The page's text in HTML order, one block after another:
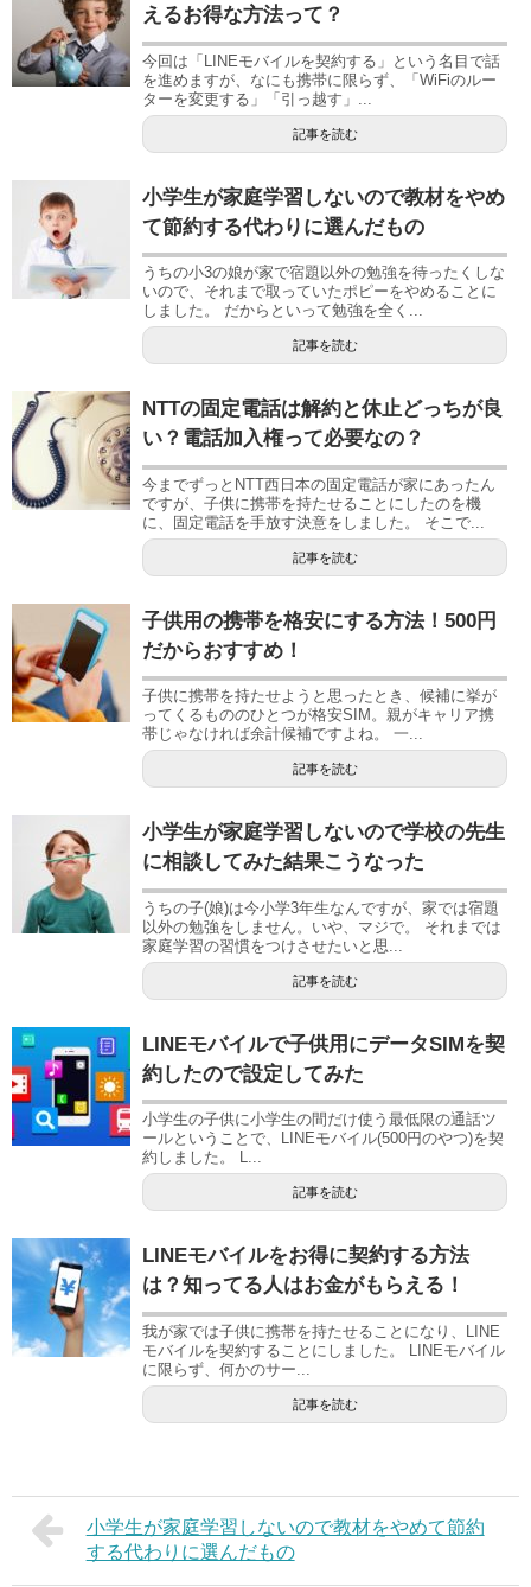
えるお得な方法って？
今回は「LINEモバイルを契約する」という名目で話
を進めますが、なにも携帯に限らず、「WiFiのルー
ターを変更する」「引っ越す」...
記事を読む
小学生が家庭学習しないので教材をやめ
て節約する代わりに選んだもの
うちの小3の娘が家で宿題以外の勉強を待ったくしな
いので、それまで取っていたポピーをやめることに
しました。 だからといって勉強を全く...
記事を読む
NTTの固定電話は解約と休止どっちが良
い？電話加入権って必要なの？
今までずっとNTT西日本の固定電話が家にあったん
ですが、子供に携帯を持たせることにしたのを機
に、固定電話を手放す決意をしました。 そこで...
記事を読む
子供用の携帯を格安にする方法！500円
だからおすすめ！
子供に携帯を持たせようと思ったとき、候補に挙が
ってくるもののひとつが格安SIM。親がキャリア携
帯じゃなければ余計候補ですよね。 一...
記事を読む
小学生が家庭学習しないので学校の先生
に相談してみた結果こうなった
うちの子(娘)は今小学3年生なんですが、家では宿題
以外の勉強をしません。いや、マジで。 それまでは
家庭学習の習慣をつけさせたいと思...
記事を読む
LINEモバイルで子供用にデータSIMを契
約したので設定してみた
小学生の子供に小学生の間だけ使う最低限の通話ツ
ールということで、LINEモバイル(500円のやつ)を契
約しました。 L...
記事を読む
LINEモバイルをお得に契約する方法
は？知ってる人はお金がもらえる！
我が家では子供に携帯を持たせることになり、LINE
モバイルを契約することにしました。 LINEモバイル
に限らず、何かのサー...
記事を読む
小学生が家庭学習しないので教材をやめて節約
する代わりに選んだもの